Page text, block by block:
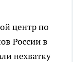
центр по
России в
нехватку